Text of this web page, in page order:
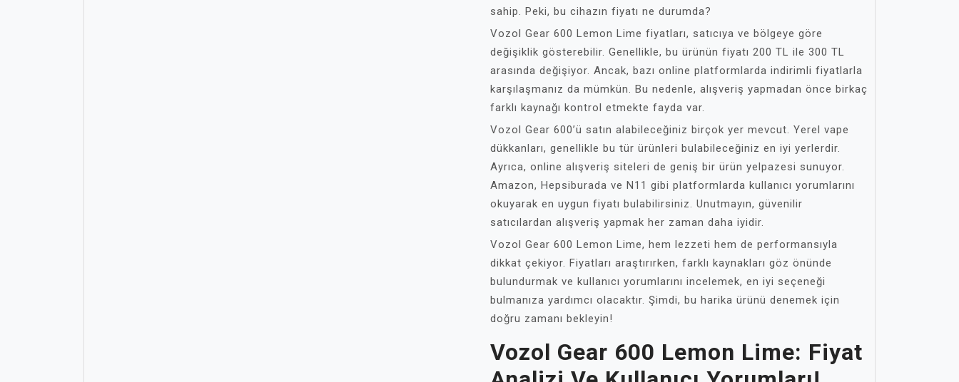
sahip. Peki, bu cihazın fiyatı ne durumda?
Vozol Gear 600 Lemon Lime fiyatları, satıcıya ve bölgeye göre
değişiklik gösterebilir. Genellikle, bu ürünün fiyatı 200 TL ile 300 TL
arasında değişiyor. Ancak, bazı online platformlarda indirimli fiyatlarla
karşılaşmanız da mümkün. Bu nedenle, alışveriş yapmadan önce birkaç
farklı kaynağı kontrol etmekte fayda var.
Vozol Gear 600’ü satın alabileceğiniz birçok yer mevcut. Yerel vape
dükkanları, genellikle bu tür ürünleri bulabileceğiniz en iyi yerlerdir.
Ayrıca, online alışveriş siteleri de geniş bir ürün yelpazesi sunuyor.
Amazon, Hepsiburada ve N11 gibi platformlarda kullanıcı yorumlarını
okuyarak en uygun fiyatı bulabilirsiniz. Unutmayın, güvenilir
satıcılardan alışveriş yapmak her zaman daha iyidir.
Vozol Gear 600 Lemon Lime, hem lezzeti hem de performansıyla
dikkat çekiyor. Fiyatları araştırırken, farklı kaynakları göz önünde
bulundurmak ve kullanıcı yorumlarını incelemek, en iyi seçeneği
bulmanıza yardımcı olacaktır. Şimdi, bu harika ürünü denemek için
doğru zamanı bekleyin!
Vozol Gear 600 Lemon Lime: Fiyat